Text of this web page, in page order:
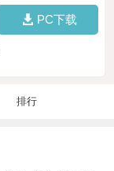
PC下载
排行